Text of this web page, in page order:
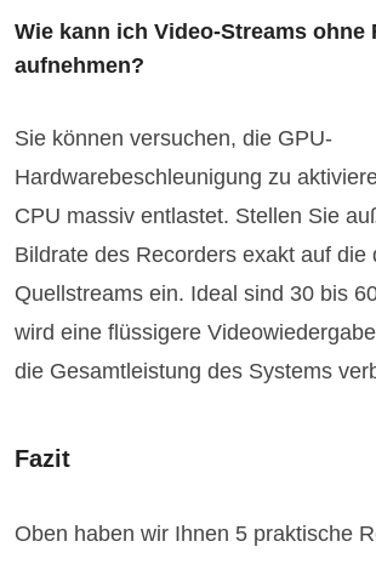
Wie kann ich Video-Streams ohne
aufnehmen?
Sie können versuchen, die GPU-
Hardwarebeschleunigung zu
CPU massiv entlastet. Stellen Sie
Bildrate des Recorders exakt auf die
Quellstreams ein. Ideal sind 30 bis
wird eine flüssigere
die Gesamtleistung des Systems
Fazit
Oben haben wir Ihnen 5 praktische